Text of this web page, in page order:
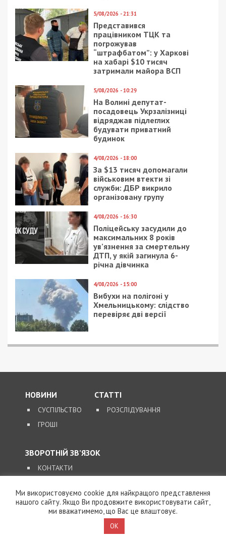
5/08/2026 - 21:31
Представився
працівником ТЦК та
погрожував
“штрафбатом”: у Харкові
на хабарі $10 тисяч
затримали майора ВСП
5/08/2026 - 10:29
На Волині депутат-
посадовець Укрзалізниці
відряджав підлеглих
будувати приватний
будинок
4/08/2026 - 18:00
За $13 тисяч допомагали
військовим втекти зі
служби: ДБР викрило
організовану групу
4/08/2026 - 16:30
Поліцейську засудили до
максимальних 8 років
ув’язнення за смертельну
ДТП, у якій загинула 6-
річна дівчинка
4/08/2026 - 15:00
Вибухи на полігоні у
Хмельницькому: слідство
перевіряє дві версії
НОВИНИ
СУСПІЛЬСТВО
ГРОШІ
СТАТТІ
РОЗСЛІДУВАННЯ
ЗВОРОТНІЙ ЗВ’ЯЗОК
КОНТАКТИ
SUPPORT@49000.COM.UA
© 2026, ВСІ ПРАВА ЗАХИЩЕНІ
Ми використовуємо cookie для найкращого представлення
нашого сайту. Якщо Ви продовжите використовувати сайт,
ми вважатимемо, що Вас це влаштовує.
OK